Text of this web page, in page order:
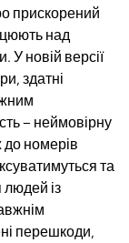
прискорений
над
У новій версії
здатні
– неймовірну
до номерів
та
із
перешкоди,